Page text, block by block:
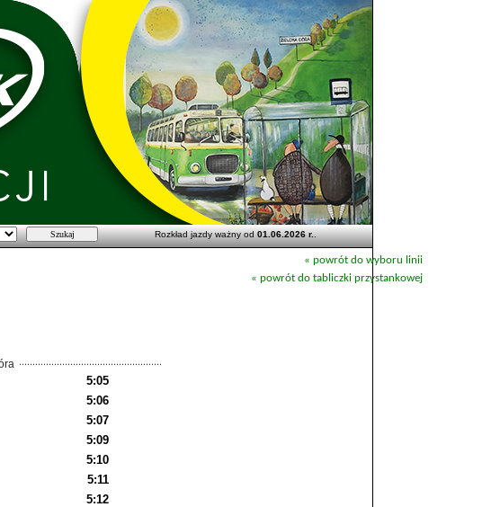
Rozkład jazdy ważny od01.06.2026 r..
« powrót do wyboru linii
« powrót do tabliczki przystankowej
5:05
5:06
5:07
5:09
5:10
5:11
5:12